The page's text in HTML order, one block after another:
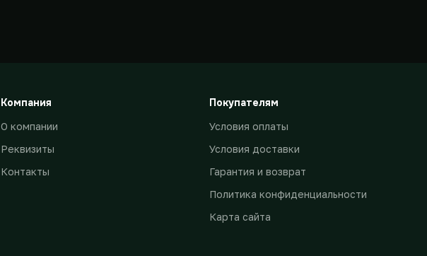
Компания
О компании
Реквизиты
Контакты
Покупателям
Условия оплаты
Условия доставки
Гарантия и возврат
Политика конфиденциальности
Карта сайта